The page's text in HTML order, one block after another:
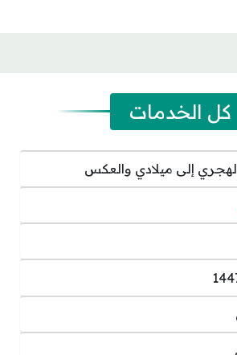
كل الخدمات
إلى ميلادي والعكس